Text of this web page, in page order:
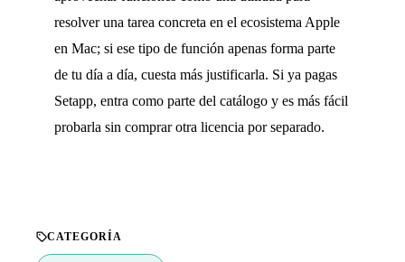
resolver una tarea concreta en el ecosistema Apple
en Mac; si ese tipo de función apenas forma parte
de tu día a día, cuesta más justificarla. Si ya pagas
Setapp, entra como parte del catálogo y es más fácil
probarla sin comprar otra licencia por separado.
CATEGORÍA